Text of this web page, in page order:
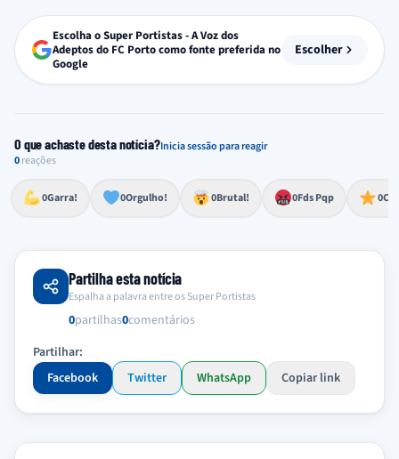
Escolha o Super Portistas - A Voz dos
Adeptos do FC Porto como fonte preferida no
Google
Escolher
O que achaste desta notícia?Inicia sessão para reagir
0reações
0Garra!
Esforço, determinação, aprovação forte
0Orgulho!
Lealdade, amor clubístico, sentimento profundo
0Brutal!
Impressionante, chocante, de grande impacto 0Fds Pqp
Reação de desespero, raiva, frustração ou espanto extremo 0
Excelência, destaque, o melhor
Partilha esta notícia
Espalha a palavra entre os Super Portistas
0partilhas0comentários
Partilhar:
Facebook
Twitter WhatsApp Copiar link